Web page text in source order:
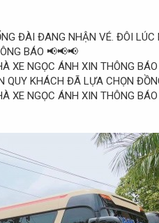
ĐÀI ĐANG NHẬN VÉ. ĐÔI LÚC
QUY KHÁCH ĐÃ LỰA CHỌN